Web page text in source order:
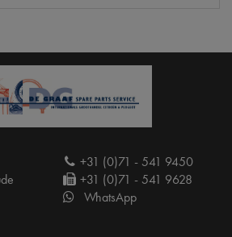
+31 (0)71 - 541 9450
+31 (0)71 - 541 9628
WhatsApp